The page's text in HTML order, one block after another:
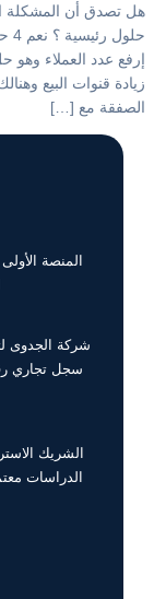
إرفع عدد العملاء وهو
الصفقة مع […]
المنصة
شركة الجدوى
الشريك
الدراسات